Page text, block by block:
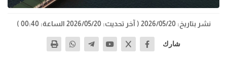
نشر بتاريخ: 2026/05/20 ( آخر تحديث: 2026/05/20 الساعة: 00:40 )
شارك